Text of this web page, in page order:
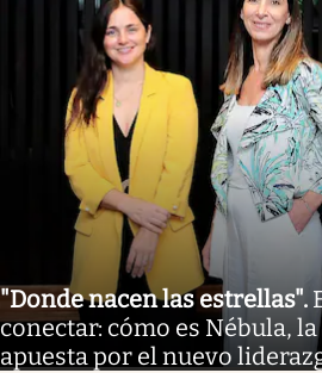
"Donde nacen las estrellas".
conectar: cómo es Nébula,
apuesta por el nuevo